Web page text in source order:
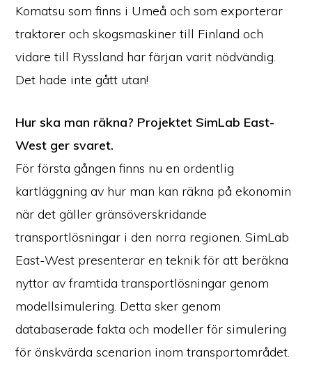
Komatsu som finns i Umeå och som exporterar
traktorer och skogsmaskiner till Finland och
vidare till Ryssland har färjan varit nödvändig.
Det hade inte gått utan!
Hur ska man räkna? Projektet SimLab East-
West ger svaret.
För första gången finns nu en ordentlig
kartläggning av hur man kan räkna på ekonomin
när det gäller gränsöverskridande
transportlösningar i den norra regionen. SimLab
East-West presenterar en teknik för att beräkna
nyttor av framtida transportlösningar genom
modellsimulering. Detta sker genom
databaserade fakta och modeller för simulering
för önskvärda scenarion inom transportområdet.